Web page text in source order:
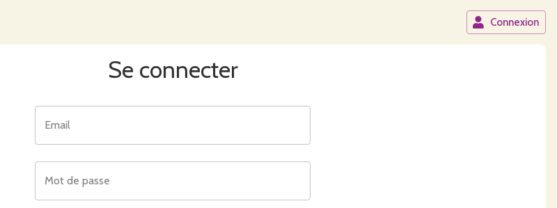
Connexion
Se connecter
Email
Mot de passe